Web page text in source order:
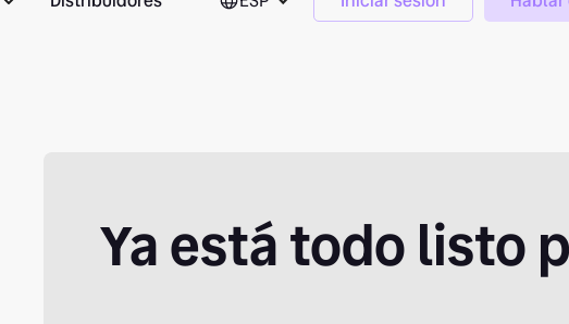
Ya está todo listo